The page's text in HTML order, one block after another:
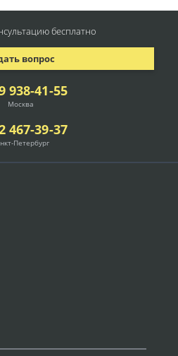
938-41-55
Москва
467-39-37
Петербург
вопрос
бесплатно